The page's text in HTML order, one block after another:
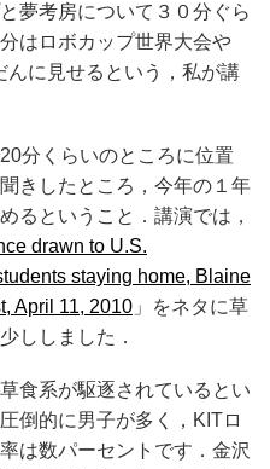
夢考房について３０分ぐら
はロボカップ世界大会や
に見せるという，私が講
分くらいのところに位置
きしたところ，今年の１年
るということ．講演では，
drawn to U.S.
staying home, Blaine
April 11, 2010 」をネタに草
ししました．
食系が駆逐されているとい
倒的に男子が多く，KITロ
は数パーセントです．金沢